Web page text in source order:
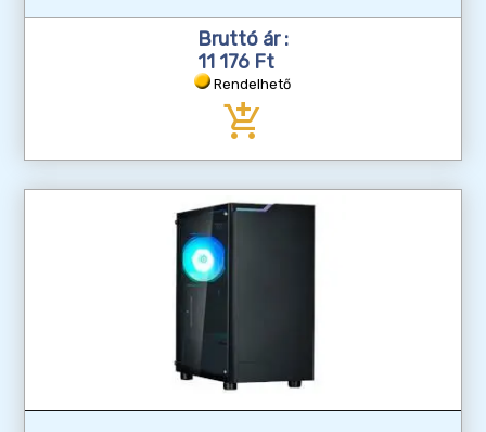
Bruttó ár :
11 176 Ft
Rendelhető
add_shopping_cart